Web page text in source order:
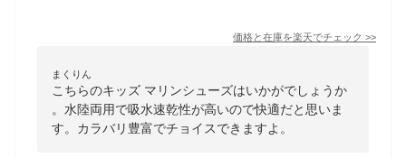
価格と在庫を楽天でチェック >>
まくりん
こちらのキッズ マリンシューズはいかがでしょうか
。水陸両用で吸水速乾性が高いので快適だと思いま
す。カラバリ豊富でチョイスできますよ。